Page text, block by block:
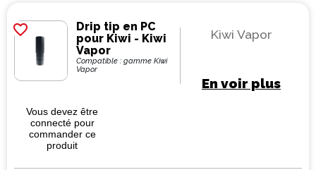
favorite_border
Drip tip en PC
pour Kiwi - Kiwi
Vapor
Compatible : gamme Kiwi
Vapor
Kiwi Vapor
En voir plus
Vous devez être
connecté pour
commander ce
produit